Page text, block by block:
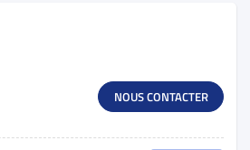
NOUS CONTACTER